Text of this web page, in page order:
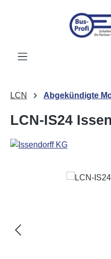
Zum Hauptinhalt springen
LCN Abgekündigte
LCN-IS24
Bildergalerie überspringen